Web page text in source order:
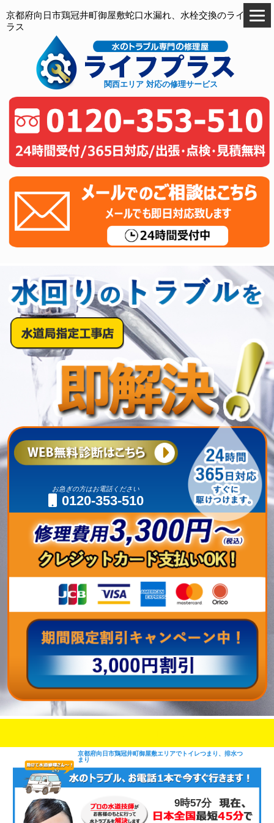
京都府向日市鶏冠井町御屋敷蛇口水漏れ、水栓交換のライフプ
ラス
関西エリア 対応の修理サービス
お急ぎの方はお電話ください
0120-353-510
京都府向日市鶏冠井町御屋敷エリアでトイレつまり、排水つ
まり
9時57分